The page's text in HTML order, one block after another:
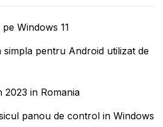
Windows 11
simpla pentru Android utilizat de
2023 in Romania
panou de control in Windows